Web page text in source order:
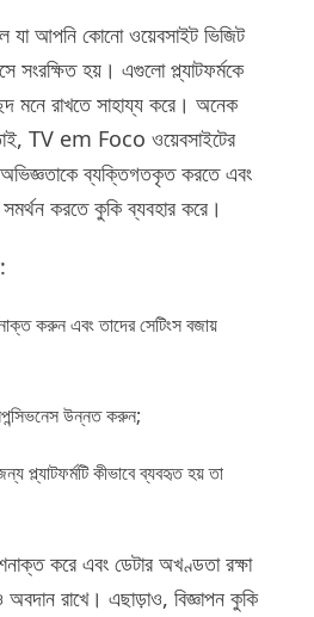
যা আপনি কোনো ওয়েবসাইট ভিজিট
সংরক্ষিত হয়। এগুলো প্ল্যাটফর্মকে
মনে রাখতে সাহায্য করে। অনেক
TV em Foco ওয়েবসাইটের
অভিজ্ঞতাকে ব্যক্তিগতকৃত করতে এবং
সমর্থন করতে কুকি ব্যবহার করে।
করুন এবং তাদের সেটিংস বজায়
উন্নত করুন;
প্ল্যাটফর্মটি কীভাবে ব্যবহৃত হয় তা
করে এবং ডেটার অখণ্ডতা রক্ষা
অবদান রাখে। এছাড়াও, বিজ্ঞাপন কুকি